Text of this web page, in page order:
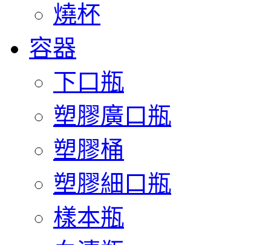
燒杯
容器
下口瓶
塑膠廣口瓶
塑膠桶
塑膠細口瓶
樣本瓶